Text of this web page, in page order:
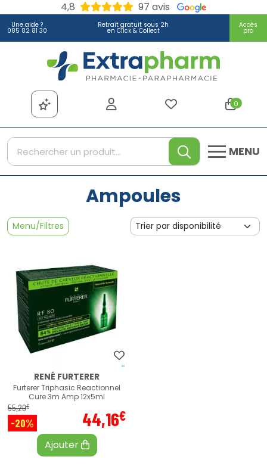
4,8 97 avis
Une aide ?
085 82 81 30
Retrait gratuit sous 2h
en Click & Collect
Accès
pro
Extrapharm Votre
0
MENU
Ampoules
Menu/Filtres
RENÉ FURTERER
Furterer Triphasic Reactionnel
Cure 3m Amp 12x5ml
55,20€
-20% 44,16€
Ajouter